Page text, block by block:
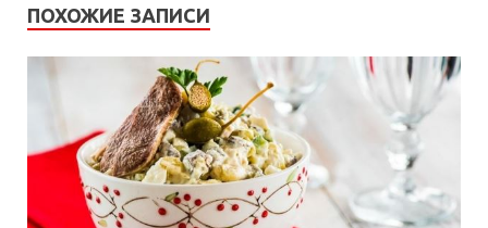
ПОХОЖИЕ ЗАПИСИ